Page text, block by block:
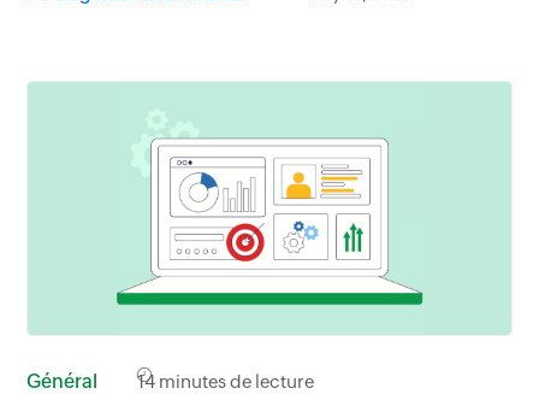
Général 14 minutes de lecture